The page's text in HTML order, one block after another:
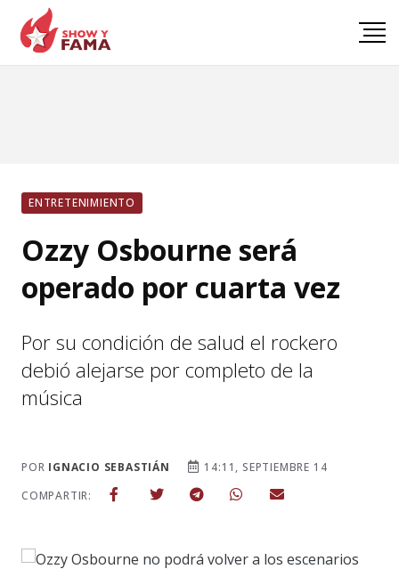
ENTRETENIMIENTO
Ozzy Osbourne será
operado por cuarta vez
Por su condición de salud el rockero
debió alejarse por completo de la
música
POR IGNACIO SEBASTIÁN
14:11, SEPTIEMBRE 14
COMPARTIR: